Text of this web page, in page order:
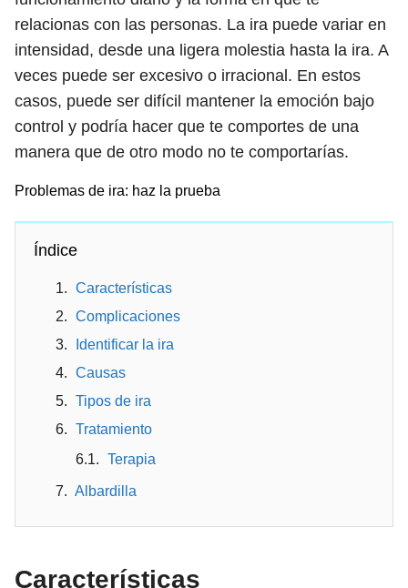
relacionas con las personas. La ira puede variar en
intensidad, desde una ligera molestia hasta la ira. A
veces puede ser excesivo o irracional. En estos
casos, puede ser difícil mantener la emoción bajo
control y podría hacer que te comportes de una
manera que de otro modo no te comportarías.
Problemas de ira: haz la prueba
Índice
Características
Complicaciones
Identificar la ira
Causas
Tipos de ira
Tratamiento
Terapia
Albardilla
Características